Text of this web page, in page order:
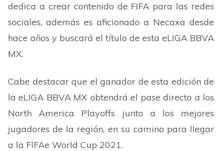
dedica a crear contenido de FIFA para las redes
sociales, además es aficionado a Necaxa desde
hace años y buscará el título de esta eLIGA BBVA
MX.
Cabe destacar que el ganador de esta edición de
la eLIGA BBVA MX obtendrá el pase directo a los
North America Playoffs junto a los mejores
jugadores de la región, en su camino para llegar
a la FIFAe World Cup 2021.